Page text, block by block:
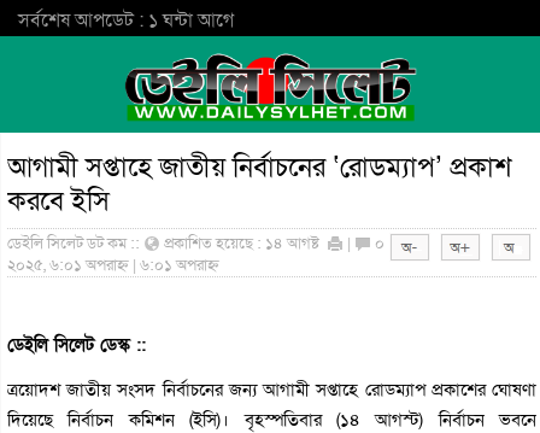
সর্বশেষ আপডেট : ১ ঘন্টা আগে
আগামী সপ্তাহে জাতীয় নির্বাচনের ‘রোডম্যাপ’ প্রকাশ
করবে ইসি
ডেইলি সিলেট ডট কম ::
প্রকাশিত হয়েছে : ১৪ আগষ্ট
২০২৫, ৬:০১ অপরাহ্ন | ৬:০১ অপরাহ্ন
| ০
ডেইলি সিলেট ডেস্ক ::
ত্রয়োদশ জাতীয় সংসদ নির্বাচনের জন্য আগামী সপ্তাহে রোডম্যাপ প্রকাশের ঘোষণা
দিয়েছে নির্বাচন কমিশন (ইসি)। বৃহস্পতিবার (১৪ আগস্ট) নির্বাচন ভবনে